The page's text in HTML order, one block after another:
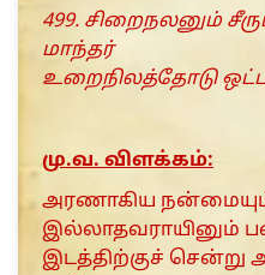
499. சிறைநலனும்
மாந்தர்
உறைநிலத்தோடு
மு.வ. விளக்கம்:
அரணாகிய நன்மையும்
இல்லாதவராயினும்
இடத்திற்குச் சென்று